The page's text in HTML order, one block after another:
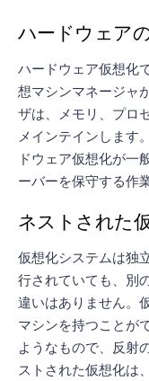
ハードウェア
ハードウェア仮想化
想マシンマネージャ
ザは、メモリ、プロ
メインテインします
ドウェア仮想化が一
ーバーを保守する作
ネストされた
仮想化システムは独
行されていても、別
違いはありません。
マシンを持つことが
ようなもので、反射
ストされた仮想化は